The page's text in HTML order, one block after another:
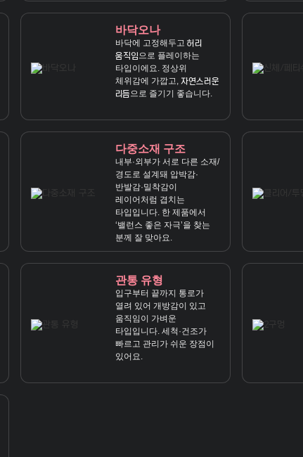
바닥오나
바닥에 고정해두고 허리
움직임으로 플레이하는
타입이에요. 정상위
체위감에 가깝고, 자연스러운
리듬으로 즐기기 좋습니다.
다중소재 구조
내부·외부가 서로 다른 소재/
경도로 설계돼 압박감·
반발감·밀착감이
레이어처럼 겹치는
타입입니다. 한 제품에서
‘밸런스 좋은 자극’을 찾는
분께 잘 맞아요.
관통 유형
입구부터 끝까지 통로가
열려 있어 개방감이 있고
움직임이 가벼운
타입입니다. 세척·건조가
빠르고 관리가 쉬운 장점이
있어요.